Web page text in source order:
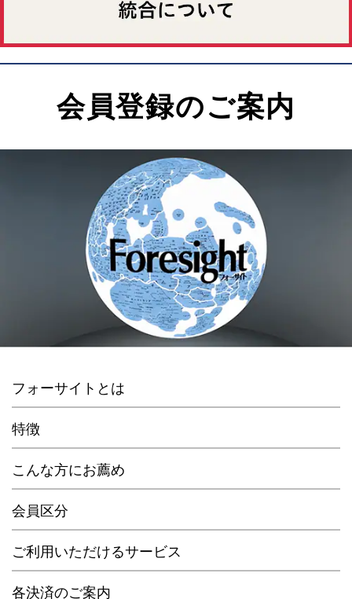
会員登録のご案内
フォーサイトとは
特徴
こんな方にお薦め
会員区分
ご利用いただけるサービス
各決済のご案内